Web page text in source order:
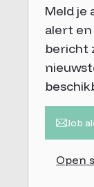
Meld je
alert en
bericht
Job
Open